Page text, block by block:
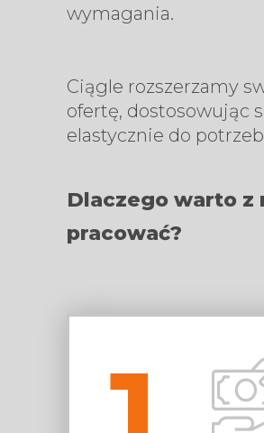
wymagania.
Ciągle rozszerzamy
ofertę, dostosowując
elastycznie do
Dlaczego warto z
pracować?